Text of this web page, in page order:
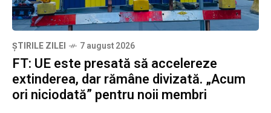
ȘTIRILE ZILEI 7 august 2026
FT: UE este presată să accelereze
extinderea, dar rămâne divizată. „Acum
ori niciodată” pentru noii membri